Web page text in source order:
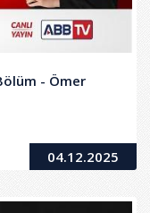
- Ömer
04.12.2025